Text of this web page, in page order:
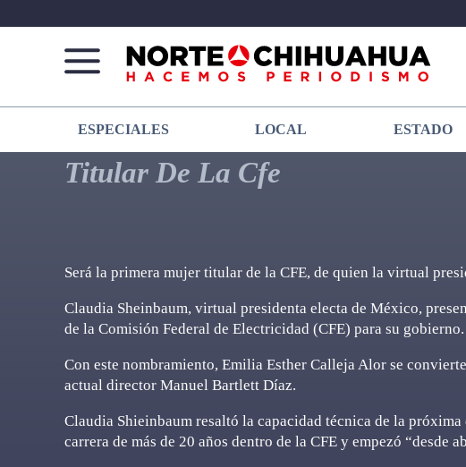
Norte
De
Chihuahua
Más
que
noticias,
hacemos periodismo
ESPECIALES LOCAL ESTADO
Titular De La Cfe
Será la primera mujer titular de la CFE, de quien la virtual
Claudia Sheinbaum, virtual presidenta electa de México,
de la Comisión Federal de Electricidad (CFE) para su gobierno.
Con este nombramiento, Emilia Esther Calleja Alor se
actual director Manuel Bartlett Díaz.
Claudia Shieinbaum resaltó la capacidad técnica de la
carrera de más de 20 años dentro de la CFE y empezó “desde